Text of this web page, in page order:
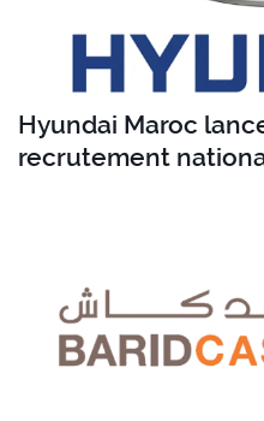
Hyundai Maroc
recrutement